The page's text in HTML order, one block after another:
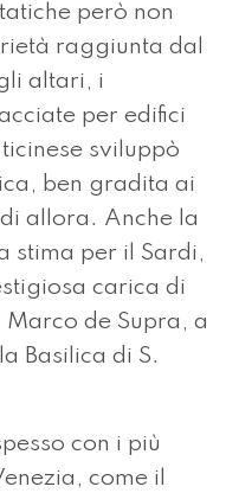
però non
raggiunta dal
altari, i
per edifici
sviluppò
ben gradita ai
allora. Anche la
stima per il Sardi,
carica di
de Supra, a
Basilica di S.
con i più
come il